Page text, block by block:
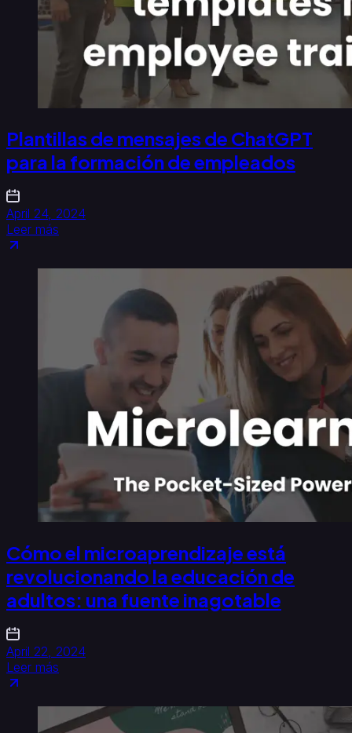
Plantillas de mensajes de ChatGPT
para la formación de empleados
April 24, 2024
Leer más
Cómo el microaprendizaje está
revolucionando la educación de
adultos: una fuente inagotable
April 22, 2024
Leer más